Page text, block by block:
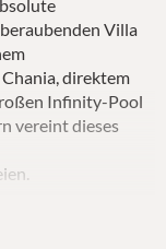
Villa
direktem
Infinity-Pool
vereint dieses
exklusive Villa in
auf die Bucht